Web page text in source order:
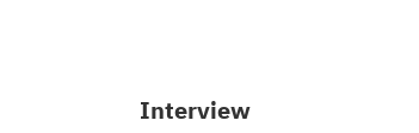
Interview